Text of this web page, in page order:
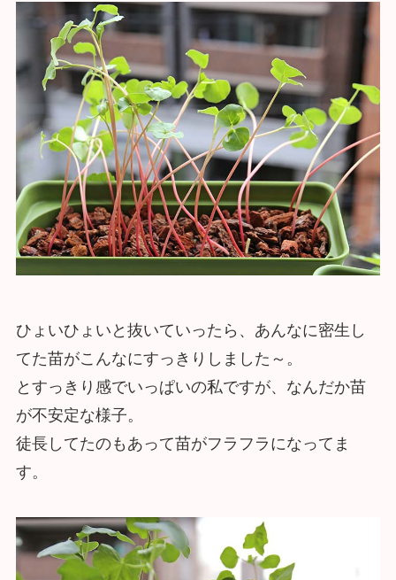
ひょいひょいと抜いていったら、あんなに密生し
てた苗がこんなにすっきりしました～。
とすっきり感でいっぱいの私ですが、なんだか苗
が不安定な様子。
徒長してたのもあって苗がフラフラになってま
す。